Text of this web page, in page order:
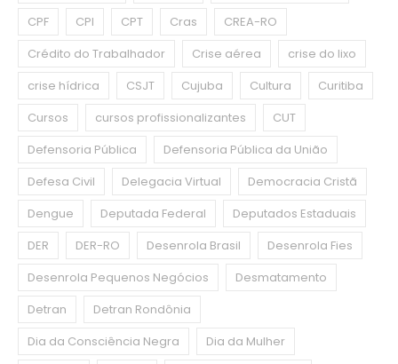
CPF
CPI CPT Cras
CREA-RO
Crédito do Trabalhador
Crise aérea
crise do lixo
crise hídrica
CSJT Cujuba Cultura
Curitiba
Cursos
cursos profissionalizantes
CUT
Defensoria Pública
Defensoria Pública da União
Defesa Civil
Delegacia Virtual
Democracia Cristã
Dengue
Deputada Federal
Deputados Estaduais
DER
DER-RO Desenrola Brasil
Desenrola Fies
Desenrola Pequenos Negócios
Desmatamento
Detran
Detran Rondônia
Dia da Consciência Negra
Dia da Mulher